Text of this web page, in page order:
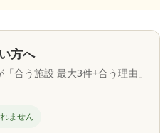
方へ
合う施設 最大3件+合う理由」
ません